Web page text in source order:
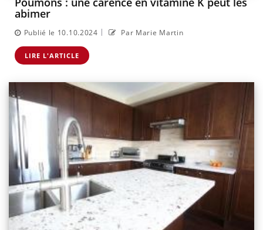
abimer
Publié le 10.10.2024 | Par Marie Martin
LIRE L'ARTICLE